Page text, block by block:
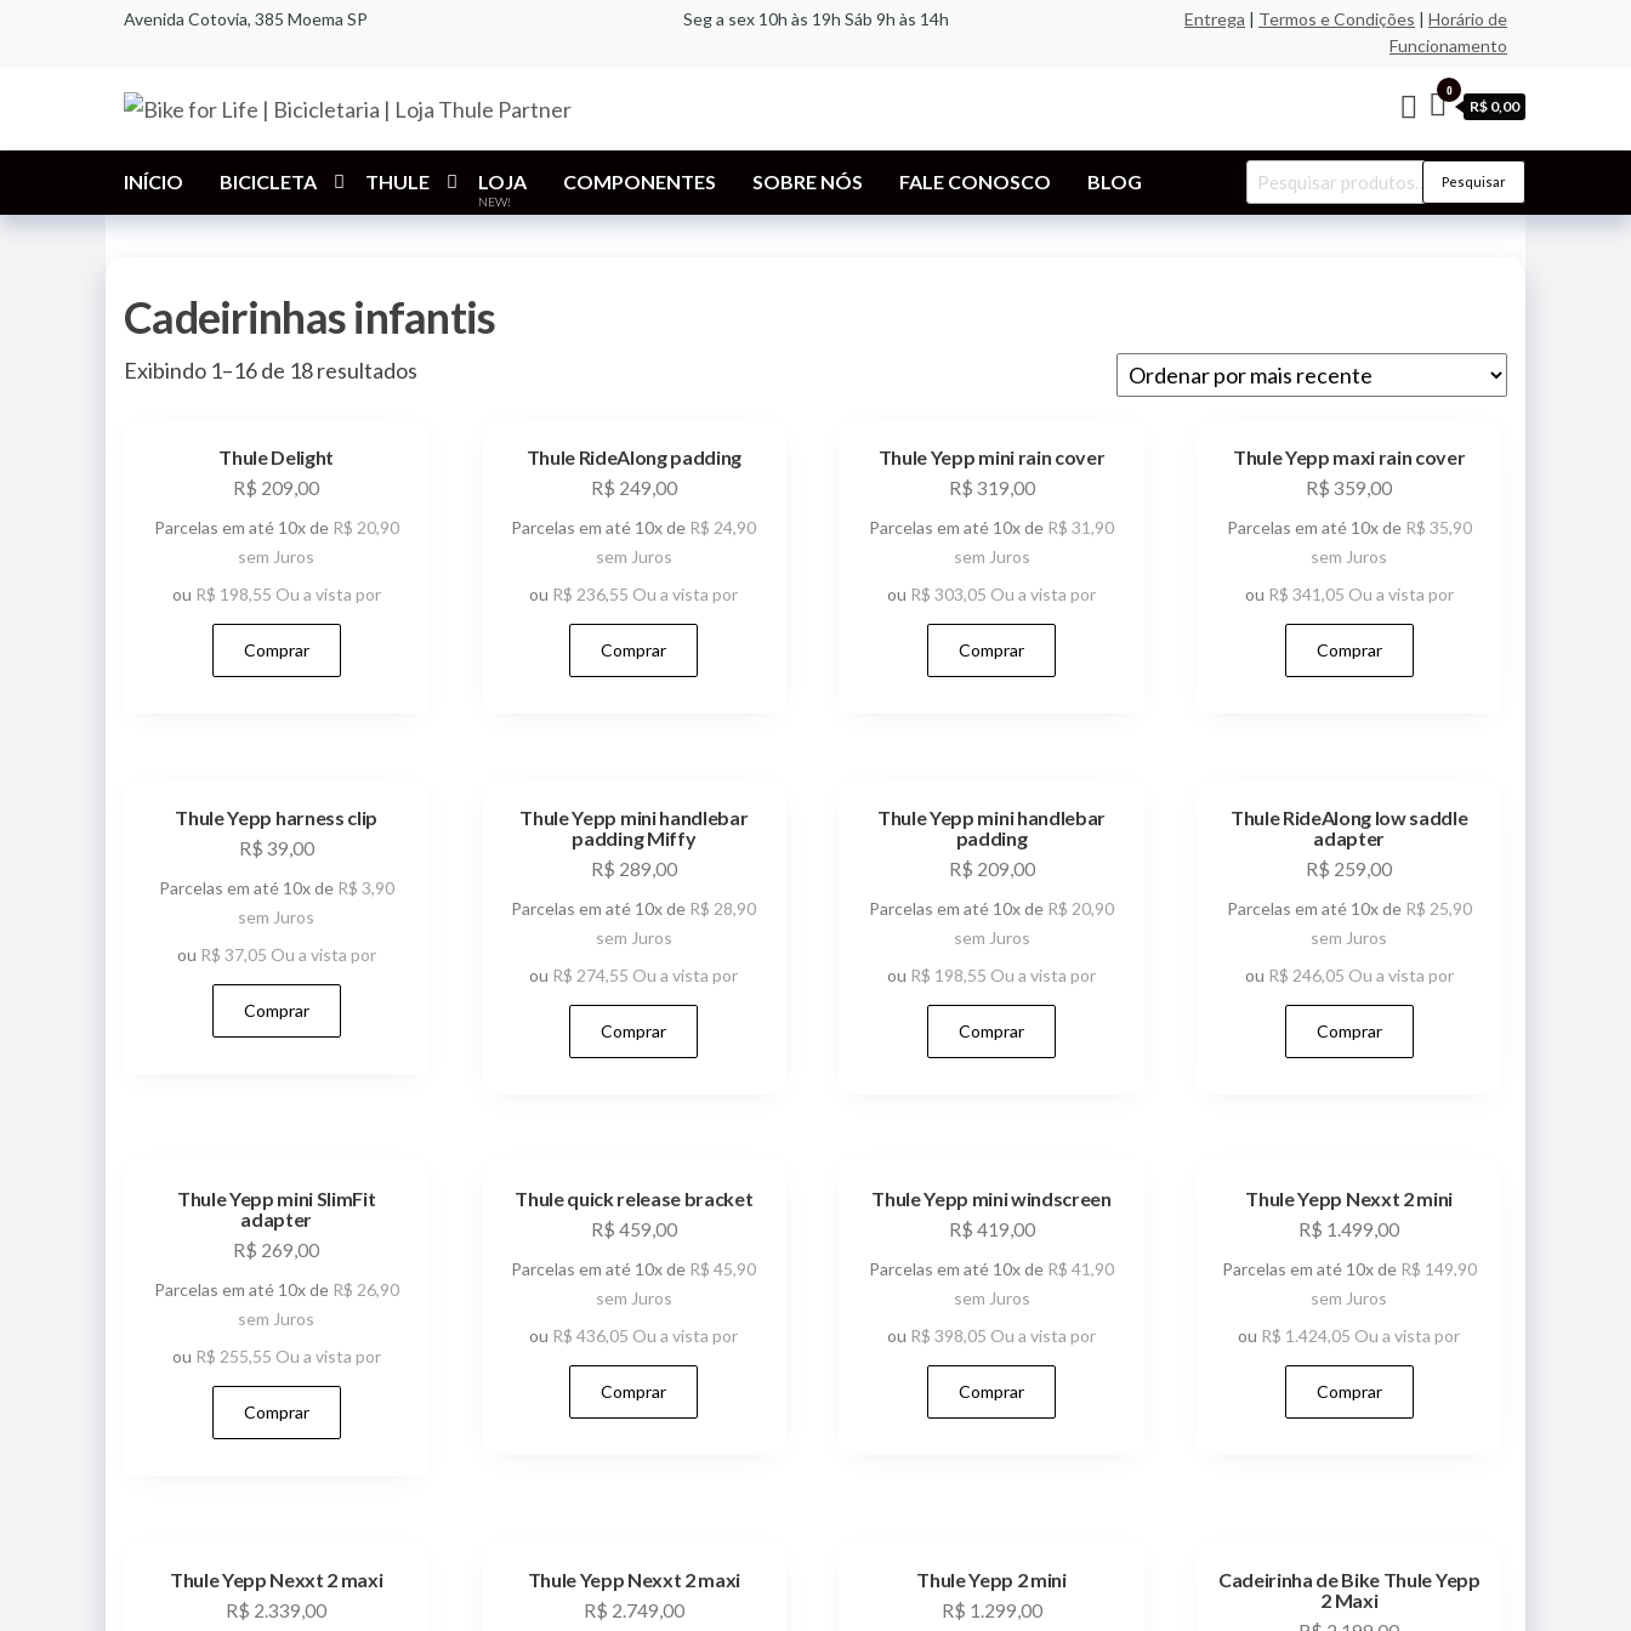
Avenida Cotovia, 385 Moema SP Seg a sex 10h às 19h Sáb 9h às 14h Entrega | Termos e Condições | Horário de
Funcionamento
Bicicletaria
| Loja Thule
Partner
componentes,
racks,
transbikes e
acessórios
0
R$ 0,00
INÍCIO BICICLETA THULE LOJA
NEW!
COMPONENTES SOBRE NÓS FALE CONOSCO BLOG
Pesquisar
por:
Pesquisar
Cadeirinhas infantis
Exibindo 1–16 de 18 resultados
Thule Delight
R$ 209,00
Parcelas em até 10x de R$ 20,90
sem Juros
ou R$ 198,55 Ou a vista por
Comprar
Thule RideAlong padding
R$ 249,00
Parcelas em até 10x de R$ 24,90
sem Juros
ou R$ 236,55 Ou a vista por
Comprar
Thule Yepp mini rain cover
R$ 319,00
Parcelas em até 10x de R$ 31,90
sem Juros
ou R$ 303,05 Ou a vista por
Comprar
Thule Yepp maxi rain cover
R$ 359,00
Parcelas em até 10x de R$ 35,90
sem Juros
ou R$ 341,05 Ou a vista por
Comprar
Thule Yepp harness clip
R$ 39,00
Parcelas em até 10x de R$ 3,90
sem Juros
ou R$ 37,05 Ou a vista por
Comprar
Thule Yepp mini handlebar
padding Miffy
R$ 289,00
Parcelas em até 10x de R$ 28,90
sem Juros
ou R$ 274,55 Ou a vista por
Comprar
Thule Yepp mini handlebar
padding
R$ 209,00
Parcelas em até 10x de R$ 20,90
sem Juros
ou R$ 198,55 Ou a vista por
Comprar
Thule RideAlong low saddle
adapter
R$ 259,00
Parcelas em até 10x de R$ 25,90
sem Juros
ou R$ 246,05 Ou a vista por
Comprar
Thule Yepp mini SlimFit
adapter
R$ 269,00
Parcelas em até 10x de R$ 26,90
sem Juros
ou R$ 255,55 Ou a vista por
Comprar
Thule quick release bracket
R$ 459,00
Parcelas em até 10x de R$ 45,90
sem Juros
ou R$ 436,05 Ou a vista por
Comprar
Thule Yepp mini windscreen
R$ 419,00
Parcelas em até 10x de R$ 41,90
sem Juros
ou R$ 398,05 Ou a vista por
Comprar
Thule Yepp Nexxt 2 mini
R$ 1.499,00
Parcelas em até 10x de R$ 149,90
sem Juros
ou R$ 1.424,05 Ou a vista por
Comprar
Thule Yepp Nexxt 2 maxi
R$ 2.339,00
Thule Yepp Nexxt 2 maxi
R$ 2.749,00
Thule Yepp 2 mini
R$ 1.299,00
Cadeirinha de Bike Thule Yepp
2 Maxi